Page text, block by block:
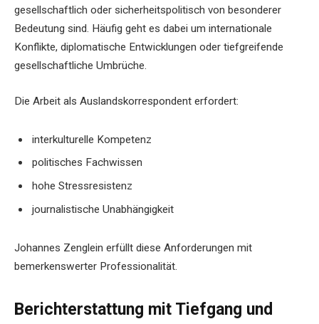
gesellschaftlich oder sicherheitspolitisch von besonderer
Bedeutung sind. Häufig geht es dabei um internationale
Konflikte, diplomatische Entwicklungen oder tiefgreifende
gesellschaftliche Umbrüche.
Die Arbeit als Auslandskorrespondent erfordert:
interkulturelle Kompetenz
politisches Fachwissen
hohe Stressresistenz
journalistische Unabhängigkeit
Johannes Zenglein erfüllt diese Anforderungen mit
bemerkenswerter Professionalität.
Berichterstattung mit Tiefgang und